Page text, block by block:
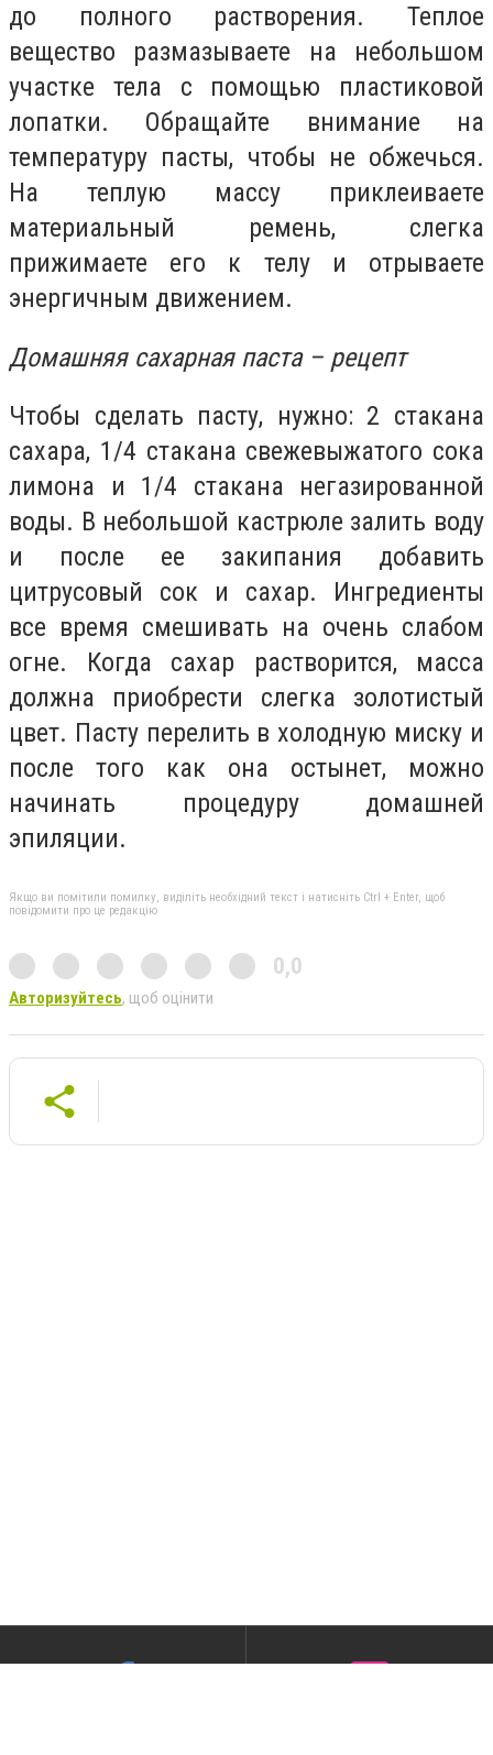
до полного растворения. Теплое
вещество размазываете на небольшом
участке тела с помощью пластиковой
лопатки. Обращайте внимание на
температуру пасты, чтобы не обжечься.
На теплую массу приклеиваете
материальный ремень, слегка
прижимаете его к телу и отрываете
энергичным движением.
Домашняя сахарная паста – рецепт
Чтобы сделать пасту, нужно: 2 стакана
сахара, 1/4 стакана свежевыжатого сока
лимона и 1/4 стакана негазированной
воды. В небольшой кастрюле залить воду
и после ее закипания добавить
цитрусовый сок и сахар. Ингредиенты
все время смешивать на очень слабом
огне. Когда сахар растворится, масса
должна приобрести слегка золотистый
цвет. Пасту перелить в холодную миску и
после того как она остынет, можно
начинать процедуру домашней
эпиляции.
Якщо ви помітили помилку, виділіть необхідний текст і натисніть Ctrl + Enter, щоб
повідомити про це редакцію
0,0
Авторизуйтесь, щоб оцінити